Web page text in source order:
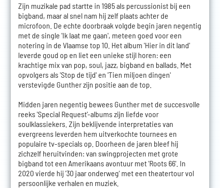
Zijn muzikale pad startte in 1985 als percussionist bij een
bigband, maar al snel nam hij zelf plaats achter de
microfoon. De echte doorbraak volgde begin jaren negentig
met de single 'Ik laat me gaan', meteen goed voor een
notering in de Vlaamse top 10. Het album 'Hier in dit land'
leverde goud op en liet een unieke stijl horen: een
krachtige mix van pop, soul, jazz, bigband en ballads. Met
opvolgers als 'Stop de tijd' en 'Tien miljoen dingen'
verstevigde Gunther zijn positie aan de top.
Midden jaren negentig bewees Gunther met de succesvolle
reeks 'Special Request'-albums zijn liefde voor
soulklassiekers. Zijn beklijvende interpretaties van
evergreens leverden hem uitverkochte tournees en
populaire tv-specials op. Doorheen de jaren bleef hij
zichzelf heruitvinden: van swingprojecten met grote
bigband tot een Amerikaans avontuur met 'Roots 66'. In
2020 vierde hij '30 jaar onderweg' met een theatertour vol
persoonlijke verhalen en muziek.